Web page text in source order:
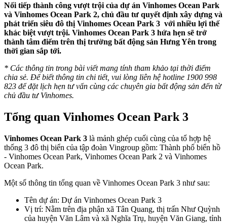
Nối tiếp thành công vượt trội của dự án Vinhomes Ocean Park
và Vinhomes Ocean Park 2, chủ đầu tư quyết định xây dựng và
phát triển siêu đô thị Vinhomes Ocean Park 3 với nhiều lợi thế
khác biệt vượt trội. Vinhomes Ocean Park 3 hứa hẹn sẽ trở
thành tâm điểm trên thị trường bất động sản Hưng Yên trong
thời gian sắp tới.
* Các thông tin trong bài viết mang tính tham khảo tại thời điểm
chia sẻ. Để biết thông tin chi tiết, vui lòng liên hệ hotline 1900 998
823 để đặt lịch hẹn tư vấn cùng các chuyên gia bất động sản đến từ
chủ đầu tư Vinhomes.
Tổng quan Vinhomes Ocean Park 3
Vinhomes Ocean Park 3 là mảnh ghép cuối cùng của tổ hợp hệ
thống 3 đô thị biển của tập đoàn Vingroup gồm: Thành phố biển hồ
- Vinhomes Ocean Park, Vinhomes Ocean Park 2 và Vinhomes
Ocean Park.
Một số thông tin tổng quan về Vinhomes Ocean Park 3 như sau:
Tên dự án: Dự án Vinhomes Ocean Park 3
Vị trí: Nằm trên địa phận xã Tân Quang, thị trấn Như Quỳnh
của huyện Văn Lâm và xã Nghĩa Trụ, huyện Văn Giang, tỉnh